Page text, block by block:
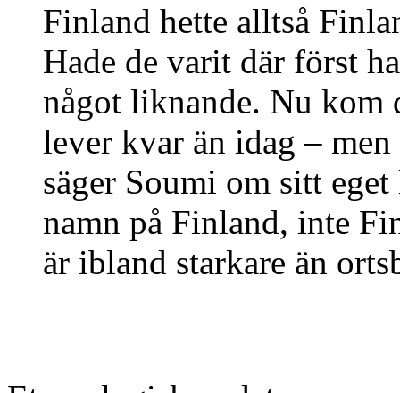
Finland hette alltså
Hade de varit där först
något liknande. Nu kom
lever kvar än idag –
säger Soumi om sitt
namn på Finland, inte
är ibland starkare än